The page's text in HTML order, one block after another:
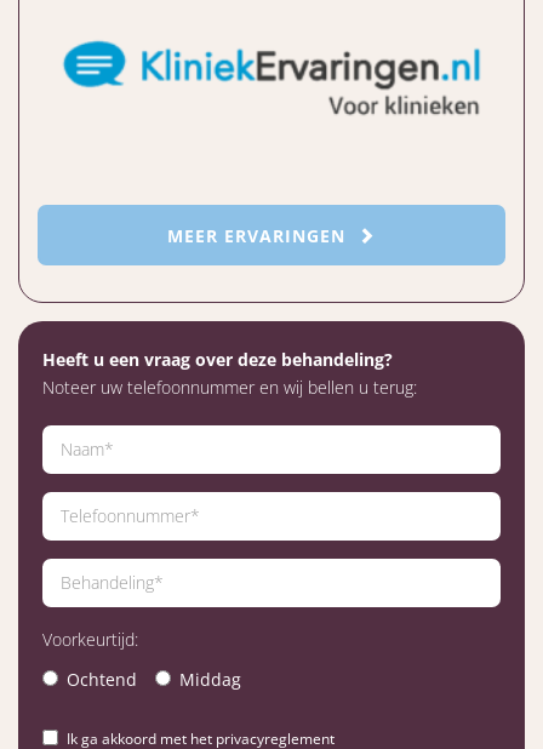
MEER ERVARINGEN
Heeft u een vraag over deze behandeling?
Noteer uw telefoonnummer en wij bellen u terug:
Voorkeurtijd:
Ochtend
Middag
Ik ga akkoord met het privacyreglement